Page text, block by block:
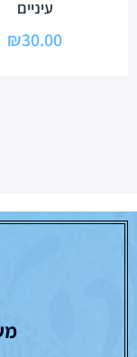
עיניים
₪30.00